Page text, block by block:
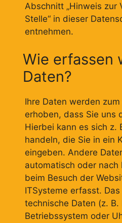
Abschnitt „Hinweis zur
Stelle“ in dieser
entnehmen.
Wie erfassen
Daten?
Ihre Daten werden
erhoben, dass Sie uns
Hierbei kann es sich z.
handeln, die Sie in ein
eingeben. Andere
automatisch oder nach
beim Besuch der
ITSysteme erfasst.
technische Daten (z.
Betriebssystem oder